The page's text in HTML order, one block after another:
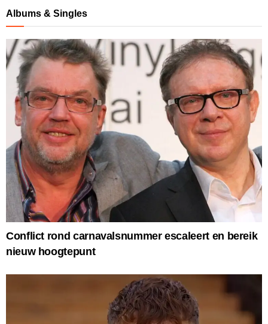
Albums & Singles
Conflict rond carnavalsnummer escaleert en bereik
nieuw hoogtepunt